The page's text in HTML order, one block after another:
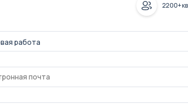
2200+